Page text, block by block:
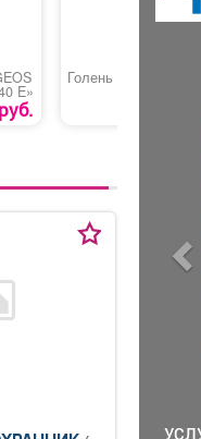
E»
Голень индейки
210